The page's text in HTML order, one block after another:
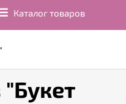
Каталог товаров